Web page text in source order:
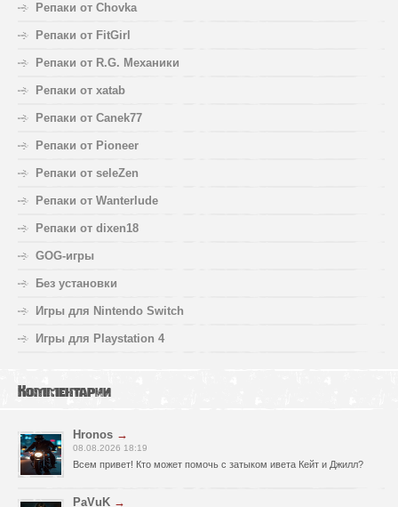
Репаки от Chovka
Репаки от FitGirl
Репаки от R.G. Механики
Репаки от xatab
Репаки от Canek77
Репаки от Pioneer
Репаки от seleZen
Репаки от Wanterlude
Репаки от dixen18
GOG-игры
Без установки
Игры для Nintendo Switch
Игры для Playstation 4
Комментарии
Hronos →
08.08.2026 18:19
Всем привет! Кто может помочь с затыком ивета Кейт и Джилл?
PaVuK →